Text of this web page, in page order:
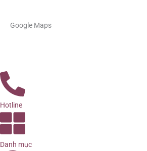
Google Maps
Hotline
Danh mục